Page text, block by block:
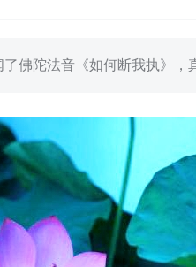
佛陀法音《如何断我执》，